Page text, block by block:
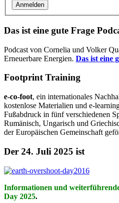
Anmelden
Das ist eine gute Frage
Podcast von Cornelia und Volker
Erneuerbare Energien. Das ist eine
Footprint Training
e-co-foot, ein internationales
kostenlose Materialien und e-
Fußabdruck in fünf verschiedenen
Rumänisch, Ungarisch und
der Europäischen Gemeinschaft
Der 24. Juli 2025 ist
Informationen und
Day 2025.